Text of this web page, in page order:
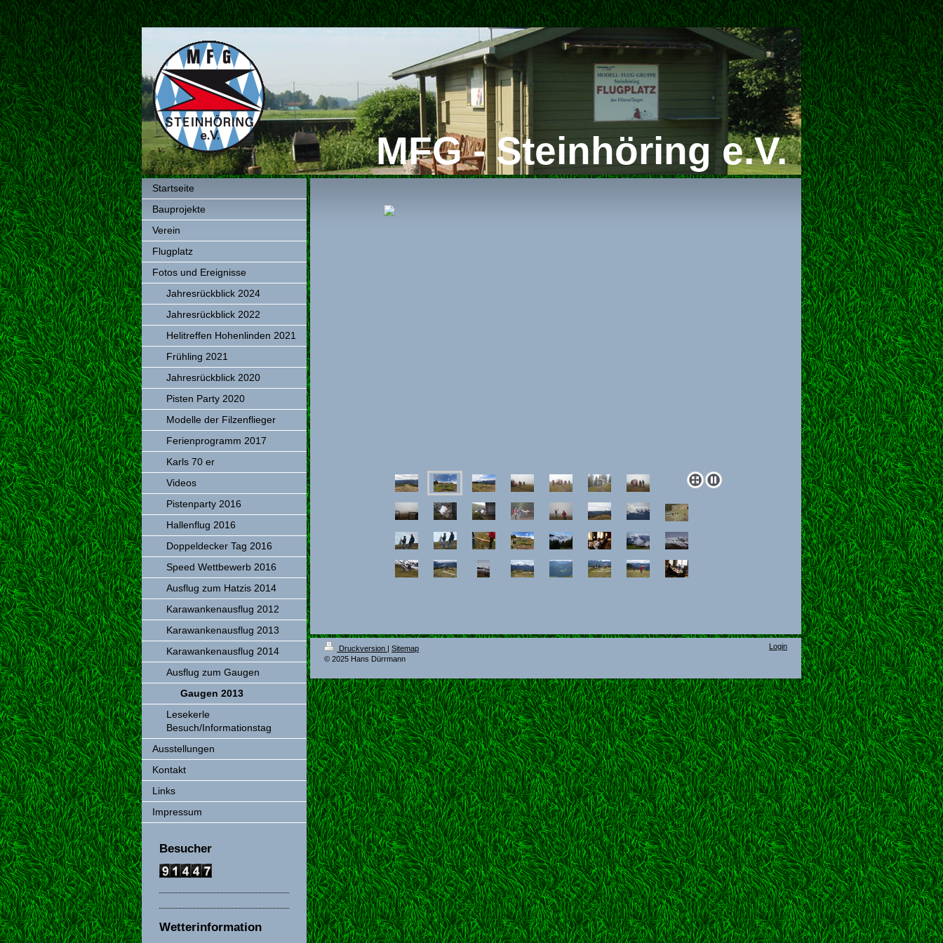
MFG - Steinhöring e.V.
Startseite
Bauprojekte
Verein
Flugplatz
Fotos und Ereignisse
Jahresrückblick 2024
Jahresrückblick 2022
Helitreffen Hohenlinden 2021
Frühling 2021
Jahresrückblick 2020
Pisten Party 2020
Modelle der Filzenflieger
Ferienprogramm 2017
Karls 70 er
Videos
Pistenparty 2016
Hallenflug 2016
Doppeldecker Tag 2016
Speed Wettbewerb 2016
Ausflug zum Hatzis 2014
Karawankenausflug 2012
Karawankenausflug 2013
Karawankenausflug 2014
Ausflug zum Gaugen
Gaugen 2013
Lesekerle
Besuch/Informationstag
Ausstellungen
Kontakt
Links
Impressum
Besucher
Wetterinformation
Druckversion | Sitemap
© 2025 Hans Dürrmann
Login